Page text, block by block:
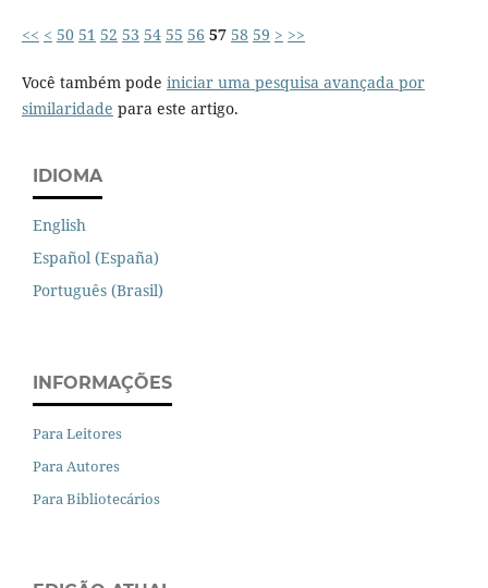
<< < 50 51 52 53 54 55 56 57 58 59 > >>
Você também pode iniciar uma pesquisa avançada por
similaridade para este artigo.
IDIOMA
English
Español (España)
Português (Brasil)
INFORMAÇÕES
Para Leitores
Para Autores
Para Bibliotecários